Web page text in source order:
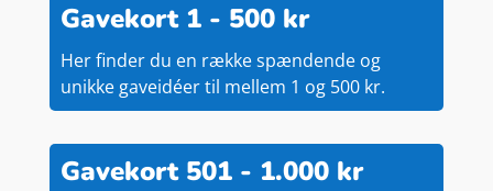
Gavekort 1 - 500 kr
Her finder du en række spændende og
unikke gaveidéer til mellem 1 og 500 kr.
Gavekort 501 - 1.000 kr